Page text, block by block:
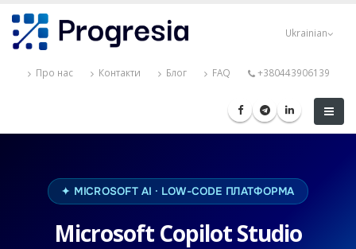
до
основного
Ukrainian
Про нас Контакти Блог FAQ +380443906139
✦ MICROSOFT AI · LOW-CODE ПЛАТФОРМА
Microsoft Copilot Studio